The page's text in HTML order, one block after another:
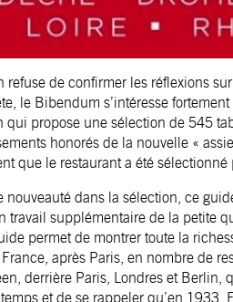
de confirmer les réflexions
le Bibendum s’intéresse
qui propose une sélection de 545
honorés de la nouvelle «
que le restaurant a été sélectionné
dans la sélection, ce
travail supplémentaire de la petite
permet de montrer toute la
après Paris, en nombre de
derrière Paris, Londres et Berlin,
et de se rappeler qu’en 1933,